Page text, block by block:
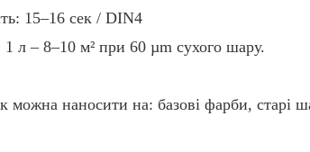
15–16 сек / DIN4
1 л – 8–10 м² при 60 µm сухого шару.
можна наносити на: базові фарби, старі